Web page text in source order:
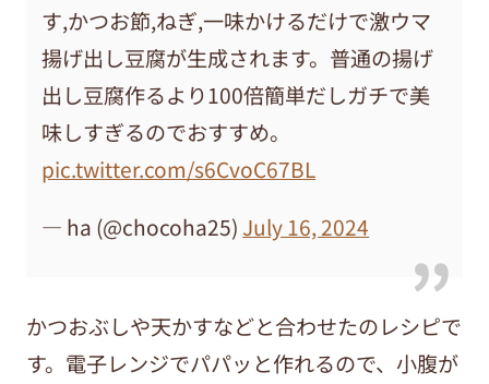
す,かつお節,ねぎ,一味かけるだけで激ウマ
揚げ出し豆腐が生成されます。普通の揚げ
出し豆腐作るより100倍簡単だしガチで美
味しすぎるのでおすすめ。
pic.twitter.com/s6CvoC67BL
— ha (@chocoha25) July 16, 2024
かつおぶしや天かすなどと合わせたのレシピで
す。電子レンジでパパッと作れるので、小腹が